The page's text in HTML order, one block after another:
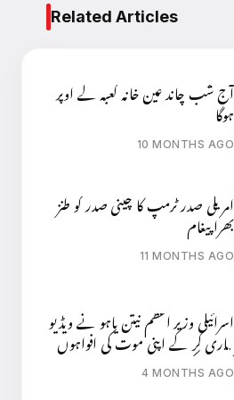
Related Articles
آج شب چاند عین خانہ کعبہ کے اوپر
ہوگا
10 MONTHS AGO
امریکی صدر ٹرمپ کا چینی صدر کو طنز
بھرا پیغام
11 MONTHS AGO
اسرائیلی وزیر اعظم نیتن یاہو نے ویڈیو
جاری کر کے اپنی موت کی افواہوں
کی تردید کر دی
4 MONTHS AGO